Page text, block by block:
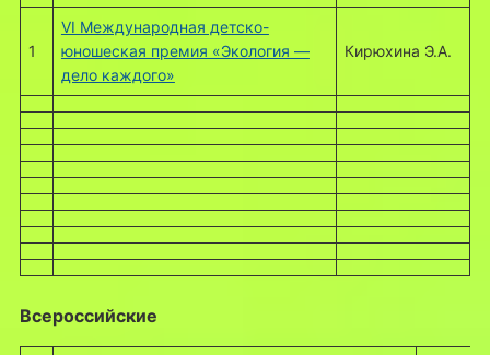
1
VI Международная детско-
юношеская премия «Экология —
дело каждого»
Кирюхина Э.А.
Всероссийские